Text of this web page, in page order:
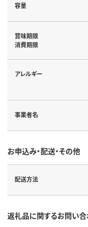
容量
賞味期限
消費期限
アレルギー
事業者名
お申込み・配送・その他
配送方法
返礼品に関するお問い